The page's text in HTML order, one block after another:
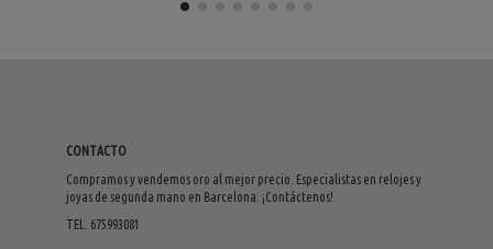
CONTACTO
Compramos y vendemos oro al mejor precio. Especialistas en relojes y
joyas de segunda mano en Barcelona. ¡Contáctenos!
TEL. 675993081